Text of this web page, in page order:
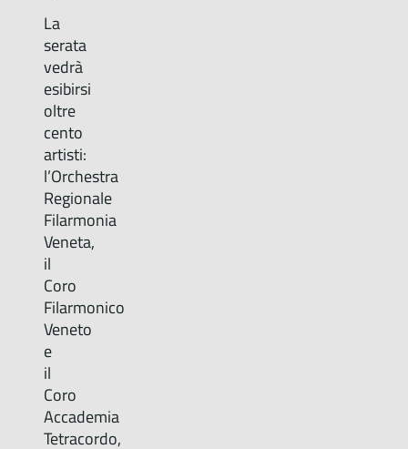
La
serata
vedrà
esibirsi
oltre
cento
artisti:
l’Orchestra
Regionale
Filarmonia
Veneta,
il
Coro
Filarmonico
Veneto
e
il
Coro
Accademia
Tetracordo,